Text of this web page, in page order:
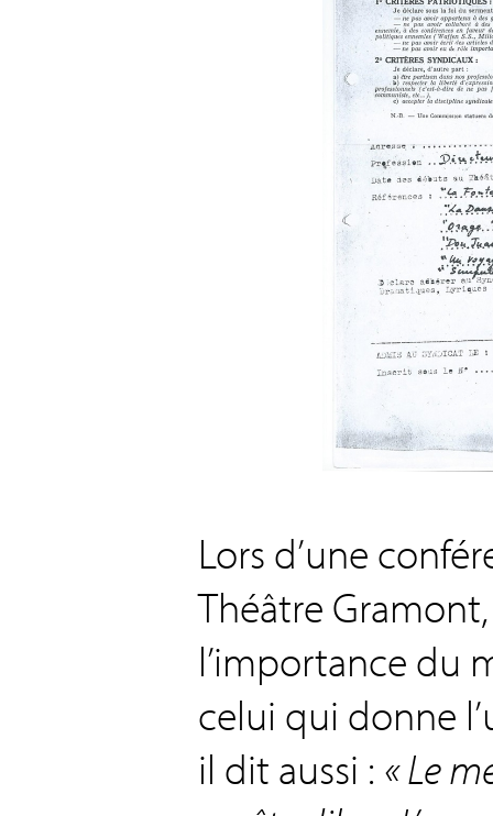
Lors d’une
Théâtre
l’importance du
celui qui donne
il dit aussi : « Le